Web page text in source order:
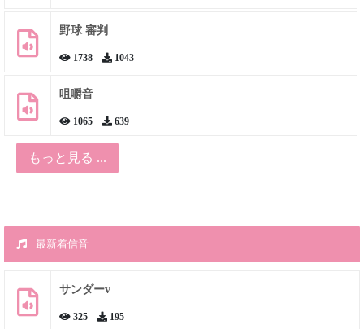
野球 審判
1738 1043
咀嚼音
1065 639
もっと見る ...
最新着信音
サンダーv
325 195